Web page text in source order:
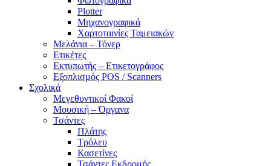
Plotter
Μηχανογραφικά
Χαρτοταινίες Ταμειακών
Μελάνια – Τόνερ
Ετικέτες
Εκτυπωτής – Ετικετογράφος
Εξοπλισμός POS / Scanners
Σχολικά
Μεγεθυντικοί Φακοί
Μουσική – Όργανα
Τσάντες
Πλάτης
Τρόλευ
Κασετίνες
Τσάντες Εκδρομής